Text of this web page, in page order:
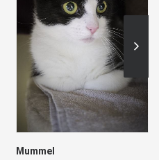
Mummel